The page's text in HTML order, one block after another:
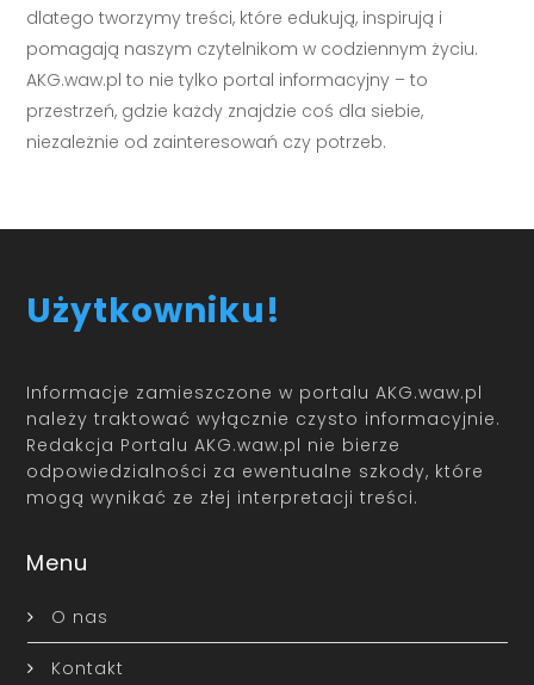
dlatego tworzymy treści, które edukują, inspirują i
pomagają naszym czytelnikom w codziennym życiu.
AKG.waw.pl to nie tylko portal informacyjny – to
przestrzeń, gdzie każdy znajdzie coś dla siebie,
niezależnie od zainteresowań czy potrzeb.
Użytkowniku!
Informacje zamieszczone w portalu AKG.waw.pl
należy traktować wyłącznie czysto informacyjnie.
Redakcja Portalu AKG.waw.pl nie bierze
odpowiedzialności za ewentualne szkody, które
mogą wynikać ze złej interpretacji treści.
Menu
O nas
Kontakt